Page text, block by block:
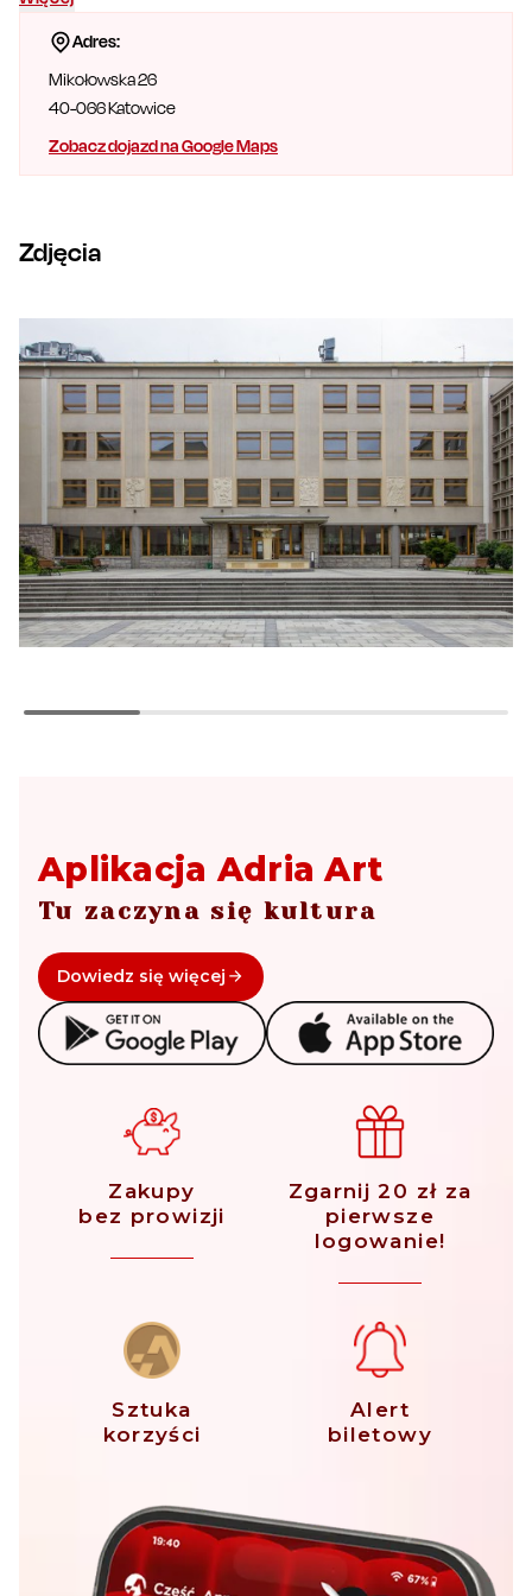
Adres:
Mikołowska 26
40-066Katowice
Zobacz dojazd na Google Maps
Zdjęcia
Aplikacja Adria Art
Tu zaczyna się kultura
Dowiedz się więcej
Zakupy
bez prowizji
Zgarnij 20 zł za
pierwsze
logowanie!
Sztuka
korzyści
Alert
biletowy